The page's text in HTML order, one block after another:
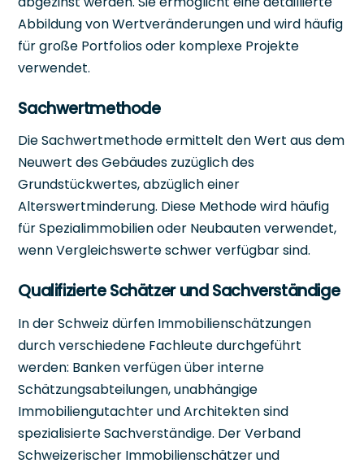
Abbildung von Wertveränderungen und wird häufig
für große Portfolios oder komplexe Projekte
verwendet.
Sachwertmethode
Die Sachwertmethode ermittelt den Wert aus dem
Neuwert des Gebäudes zuzüglich des
Grundstückwertes, abzüglich einer
Alterswertminderung. Diese Methode wird häufig
für Spezialimmobilien oder Neubauten verwendet,
wenn Vergleichswerte schwer verfügbar sind.
Qualifizierte Schätzer und Sachverständige
In der Schweiz dürfen Immobilienschätzungen
durch verschiedene Fachleute durchgeführt
werden: Banken verfügen über interne
Schätzungsabteilungen, unabhängige
Immobiliengutachter und Architekten sind
spezialisierte Sachverständige. Der Verband
Schweizerischer Immobilienschätzer und